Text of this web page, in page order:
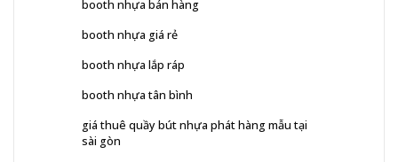
booth nhựa bán hàng
booth nhựa giá rẻ
booth nhựa lắp ráp
booth nhựa tân bình
giá thuê quầy bút nhựa phát hàng mẫu tại
sài gòn